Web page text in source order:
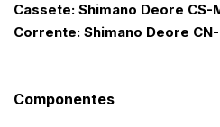
Cassete: Shimano Deore CS-
Corrente: Shimano Deore
Componentes